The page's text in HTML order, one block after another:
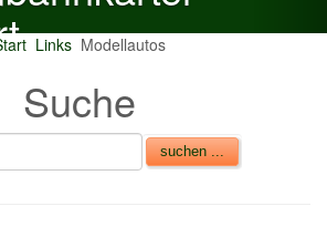
an
Links Modellautos
Suche